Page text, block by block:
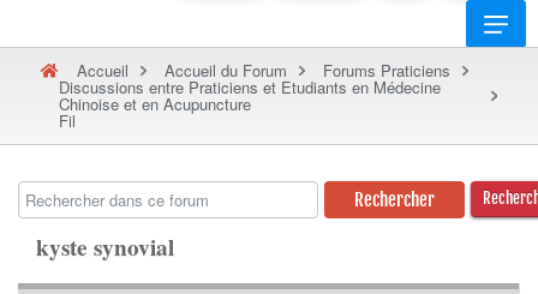
Accueil Accueil du Forum Forums Praticiens
Discussions entre Praticiens et Etudiants en Médecine
Chinoise et en Acupuncture
Fil
kyste synovial